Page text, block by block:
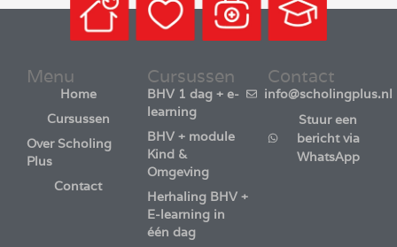
Menu
Home
Cursussen
Over Scholing
Plus
Contact
Cursussen
BHV 1 dag + e-
learning
BHV + module
Kind &
Omgeving
Herhaling BHV +
E-learning in
één dag
Contact
info@scholingplus.nl
Stuur een
bericht via
WhatsApp